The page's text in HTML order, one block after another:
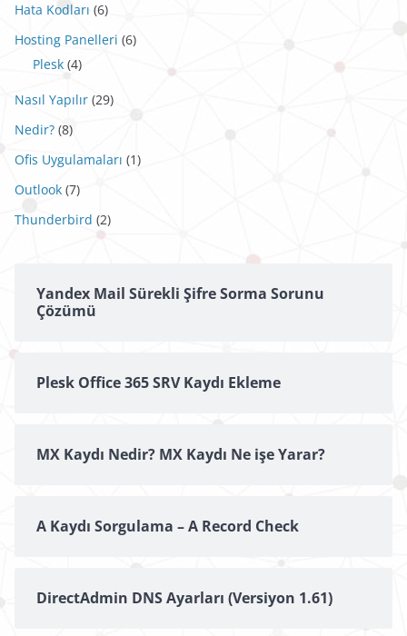
Hata Kodları (6)
Hosting Panelleri (6)
Plesk (4)
Nasıl Yapılır (29)
Nedir? (8)
Ofis Uygulamaları (1)
Outlook (7)
Thunderbird (2)
Yandex Mail Sürekli Şifre Sorma Sorunu
Çözümü
Plesk Office 365 SRV Kaydı Ekleme
MX Kaydı Nedir? MX Kaydı Ne işe Yarar?
A Kaydı Sorgulama – A Record Check
DirectAdmin DNS Ayarları (Versiyon 1.61)